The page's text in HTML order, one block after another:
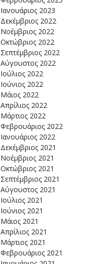
Ιανουάριος 2023
Δεκέμβριος 2022
Νοέμβριος 2022
Οκτώβριος 2022
Σεπτέμβριος 2022
Αύγουστος 2022
Ιούλιος 2022
Ιούνιος 2022
Μάιος 2022
Απρίλιος 2022
Μάρτιος 2022
Φεβρουάριος 2022
Ιανουάριος 2022
Δεκέμβριος 2021
Νοέμβριος 2021
Οκτώβριος 2021
Σεπτέμβριος 2021
Αύγουστος 2021
Ιούλιος 2021
Ιούνιος 2021
Μάιος 2021
Απρίλιος 2021
Μάρτιος 2021
Φεβρουάριος 2021